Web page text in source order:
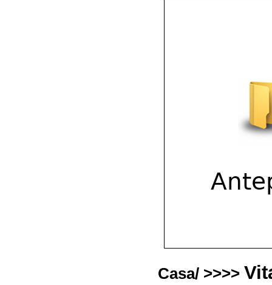
Casa/ >>>>